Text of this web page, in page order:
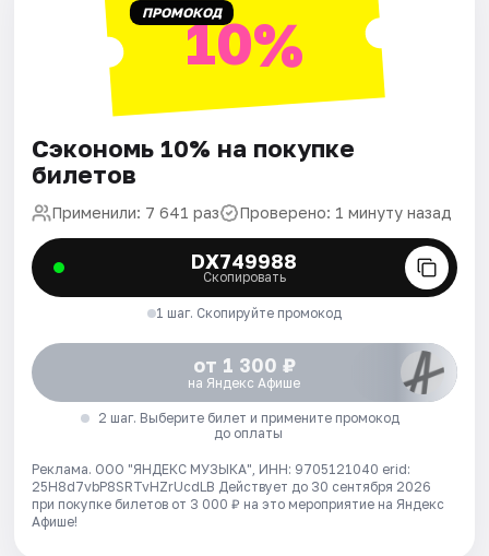
ПРОМОКОД10%
Сэкономь 10% на покупке
билетов
Применили: 7 641 раз Проверено: 1 минуту назад
DX749988
Скопировать
1 шаг. Скопируйте промокод
от 1 300 ₽
на Яндекс Афише
2 шаг. Выберите билет и примените промокод
до оплаты
Реклама. ООО "ЯНДЕКС МУЗЫКА", ИНН: 9705121040 erid:
25H8d7vbP8SRTvHZrUcdLB Действует до 30 сентября 2026
при покупке билетов от 3 000 ₽ на это мероприятие на Яндекс
Афише!